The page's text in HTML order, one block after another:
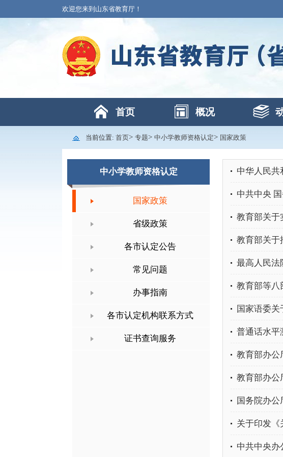
欢迎您来到山东省教育厅！
首页 概况
当前位置: 首页> 专题> 中小学教师资格认定> 国家政策
中小学教师资格认定
国家政策
省级政策
各市认定公告
常见问题
办事指南
各市认定机构联系方式
证书查询服务
中华人民共
中共中央
教育部关于
教育部关于
最高人民法
教育部等八
国家语委
普通话水平
教育部办公
国务院办
关于印发《
中共中央办